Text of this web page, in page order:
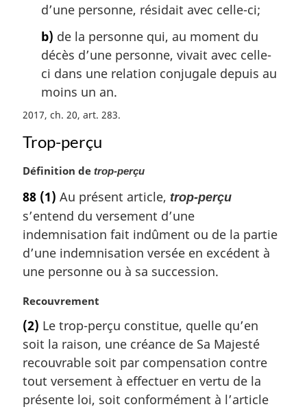
:
d’une personne, résidait avec celle-ci;
b) de la personne qui, au moment du
décès d’une personne, vivait avec celle-
ci dans une relation conjugale depuis au
moins un an.
2017, ch. 20, art. 283
Trop-perçu
N
t
e
m
a
r
g
n
a
l
e
:
Définition de trop-perçu
88 (1) Au présent article, trop-perçu
s’entend du versement d’une
indemnisation fait indûment ou de la partie
d’une indemnisation versée en excédent à
une personne ou à sa succession.
N
t
e
m
a
g
Recouvrement
(2) Le trop-perçu constitue, quelle qu’en
soit la raison, une créance de Sa Majesté
recouvrable soit par compensation contre
tout versement à effectuer en vertu de la
présente loi, soit conformément à l’article